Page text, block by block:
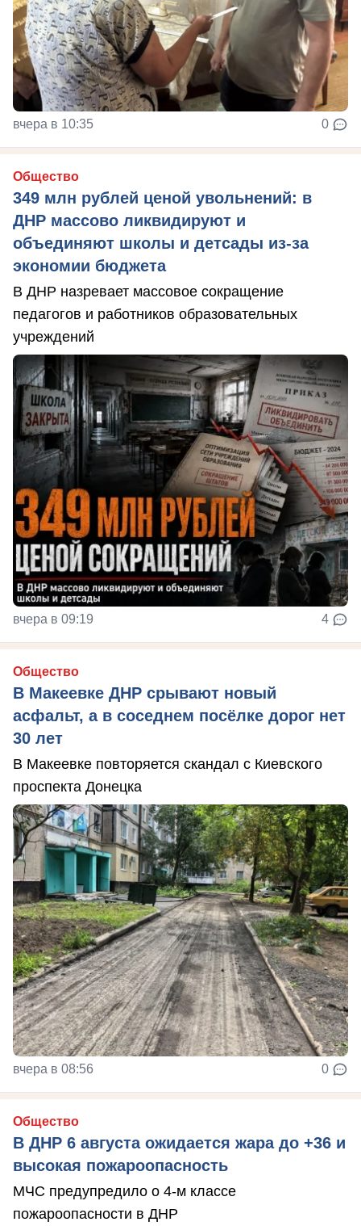
вчера в 10:35 0
Общество
349 млн рублей ценой увольнений: в
ДНР массово ликвидируют и
объединяют школы и детсады из-за
экономии бюджета
В ДНР назревает массовое сокращение
педагогов и работников образовательных
учреждений
вчера в 09:19 4
Общество
В Макеевке ДНР срывают новый
асфальт, а в соседнем посёлке дорог нет
30 лет
В Макеевке повторяется скандал с Киевского
проспекта Донецка
вчера в 08:56 0
Общество
В ДНР 6 августа ожидается жара до +36 и
высокая пожароопасность
МЧС предупредило о 4-м классе
пожароопасности в ДНР